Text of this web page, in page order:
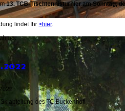
13. TCB-Tischtennisturnier am Sonntag,
findet Ihr >hier.
des TC Buckenhof!